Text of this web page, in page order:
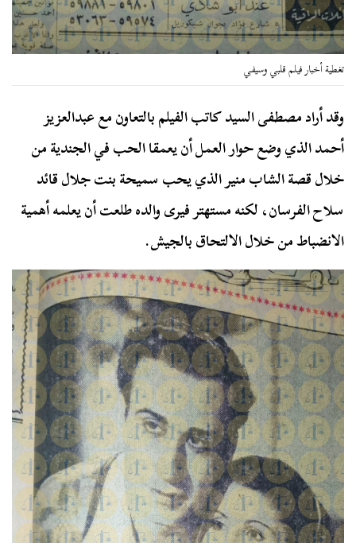
تغطية أخبار فيلم قلبي وسيفي
وقد أراد مصطفى السيد كاتب الفيلم بالتعاون مع عبدالعزيز
أحمد الذي وضع حوار العمل أن يعمقا الحب في الجندية من
خلال قصة الشاب منير الذي يحب سميحة بنت جلال قائد
سلاح الفرسان، لكنه مستهتر فيرى والده طلعت أن يعلمه أهمية
الانضباط من خلال الالتحاق بالجيش.